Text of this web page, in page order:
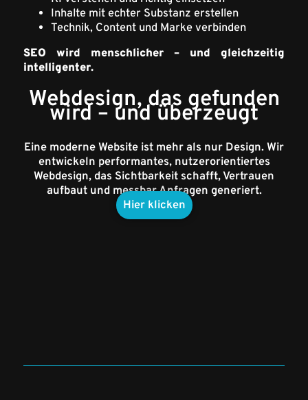
Inhalte mit echter Substanz erstellen
Technik, Content und Marke verbinden
SEO wird menschlicher – und gleichzeitig
intelligenter.
Webdesign, das gefunden
wird – und überzeugt
Eine moderne Website ist mehr als nur Design. Wir
entwickeln performantes, nutzerorientiertes
Webdesign, das Sichtbarkeit schafft, Vertrauen
aufbaut und messbar Anfragen generiert.
Hier klicken